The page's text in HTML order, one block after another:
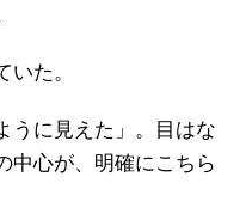
た。
うに見えた」。目はな
中心が、明確にこちら